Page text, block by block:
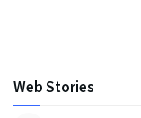
Web Stories